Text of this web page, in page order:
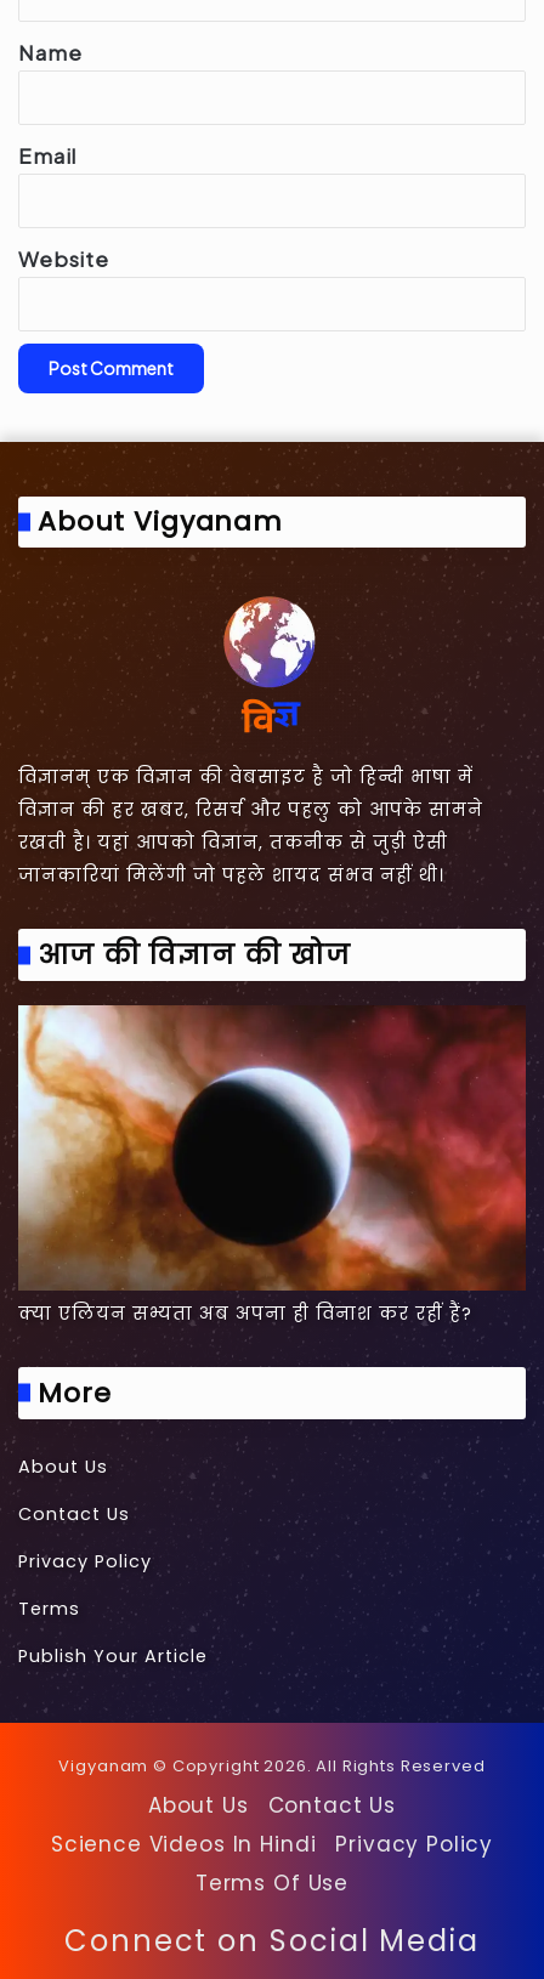
*
Name
Email
Website
About Vigyanam
विज्ञानम् एक विज्ञान की वेबसाइट है जो हिन्दी भाषा में
विज्ञान की हर खबर, रिसर्च और पहलु को आपके सामने
रखती है। यहां आपको विज्ञान, तकनीक से जुड़ी ऐसी
जानकारियां मिलेंगी जो पहले शायद संभव नहीं थी।
आज की विज्ञान की खोज
क्या एलियन सभ्यता अब अपना ही विनाश कर रहीं हैं?
More
About Us
Contact Us
Privacy Policy
Terms
Publish Your Article
Vigyanam © Copyright 2026. All Rights Reserved
About Us
Contact Us
Science Videos In Hindi
Privacy Policy
Terms Of Use